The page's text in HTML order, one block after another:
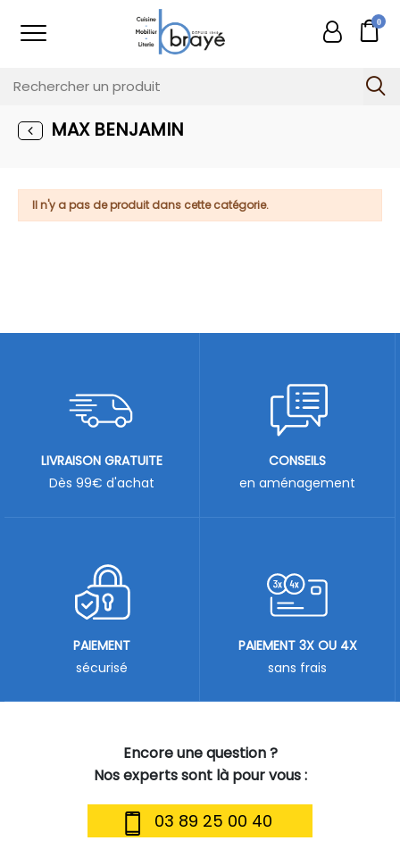
0
MAX BENJAMIN
Il n'y a pas de produit dans cette catégorie.
Encore une question ?
Nos experts sont là pour vous :
03 89 25 00 40
LIVRAISON GRATUITE
Dès 99€ d'achat
CONSEILS
en aménagement
PAIEMENT
sécurisé
PAIEMENT 3X OU 4X
sans frais